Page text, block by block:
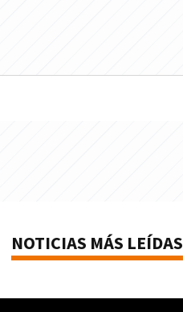
NOTICIAS MÁS LEÍDAS